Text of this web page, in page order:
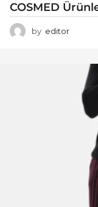
COSMED
by editor